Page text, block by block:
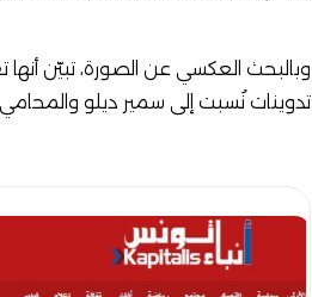
وبالبحث العكسي عن الصورة، تبيّن أنها تعود إلى 27 يونيو 2022، حيث أورد
تدوينات نُسبت إلى سمير ديلو